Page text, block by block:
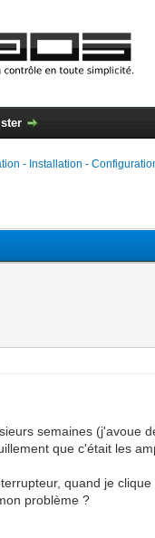
- Installation -
semaines (j'avoue
que c'était les
quand je
problème ?